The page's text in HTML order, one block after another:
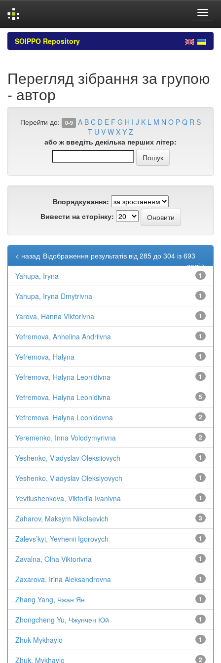
Skip
navigation
SOIPPO Repository
Перегляд зібрання за групою
- автор
Перейти до: 0-9 A B C D E F G H I J K L M N O P Q R S
T U V W X Y Z
або ж введіть декілька перших літер:
Впорядкування:
Вивести на сторінку:
Відображення результатів від 285 до 304 із 693
< назад
далі >
Yahupa, Iryna
1
Yahupa, Iryna Dmytrivna 1
Yarova, Hanna Viktorivna 1
Yefremova, Anhelina Andriivna 1
Yefremova, Halyna 1
Yefremova, Halyna Leonidivna 1
Yefremova, Halyna Leonidivna 5
Yefremova, Halyna Leonidovna 2
Yeremenko, Inna Volodymyrivna 2
Yeshenko, Vladyslav Oleksiiovych 1
Yeshenko, Vladyslav Oleksiyovych 1
Yevtiushenkova, Viktoriia Ivanivna 1
Zaharov, Maksym Nikolaevich 3
Zalevs’kyi, Yevhenii Igorovych 1
Zavalna, Olha Viktorivna 1
Zaxarova, Irina Aleksandrovna 1
Zhang Yang, Чжан Ян 1
Zhongcheng Yu, Чжунчен Юй 1
Zhuk Mykhaylo 1
Zhuk, Mykhaylo 2